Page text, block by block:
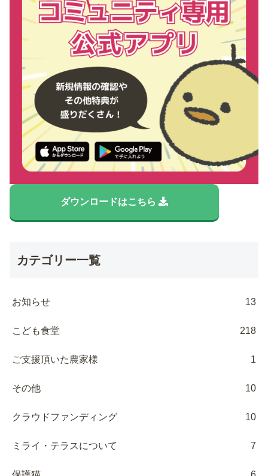
ダウンロードはこちら
カテゴリー一覧
お知らせ 13
こども食堂 218
ご支援頂いた農家様 1
その他 10
クラウドファンディング 10
ミライ・テラスについて 7